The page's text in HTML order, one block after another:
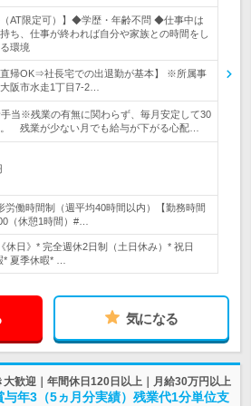
（AT限定可）】◆学歴・年齢不問 ◆仕事中は
ち、仕事が終われば自分や家族との時間をし
環境
直帰OK⇒社長宅での出退勤が基本】 ※所属事
市水走1丁目7-2…
手当※残業の有無に関わらず、毎月安定して30
残業が少ない月でも給与が下がる心配…
働時間制（週平均40時間以内）【勤務時間
（休憩1時間）#…
休日》* 完全週休2日制（土日休み）* 祝日
* 夏季休暇* …
気になる
歓迎｜年間休日120日以上｜月給30万円以上
与年3（5ヵ月分実績）残業代1分単位支